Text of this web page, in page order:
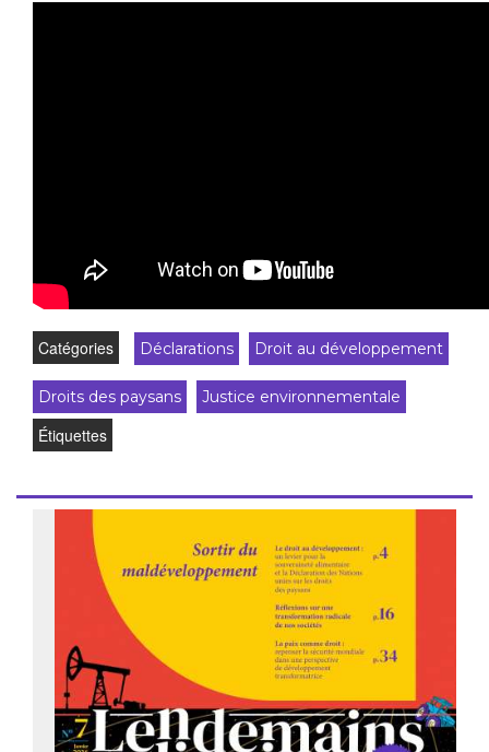
Catégories Déclarations Droit au développement
Droits des paysans Justice environnementale
Étiquettes